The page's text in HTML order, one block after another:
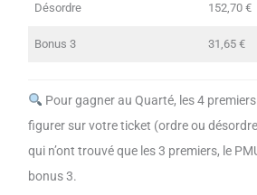
Désordre 152,70 €
Bonus 3 31,65 €
Pour gagner au Quarté, les 4
figurer sur votre ticket (ordre ou
qui n’ont trouvé que les 3 premiers, le
bonus 3.